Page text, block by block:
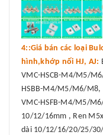
4::Giá bán các loại
hình,khớp nối HJ, AJ:
VMC-HSCB-M4/M5/
HSBB-M4/M5/M6/M8,
VMC-HSFB-M4/M5/
10/12/16mm , Ren
dài 10/12/16/20/25/